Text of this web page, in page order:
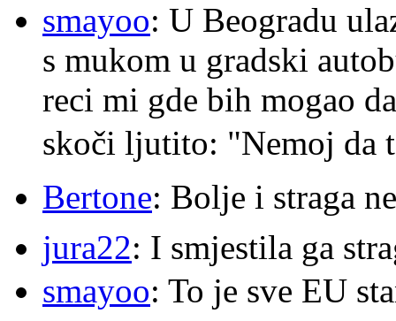
smayoo: U Beogradu
s mukom u gradski
reci mi gde bih mogao
skoči ljutito: "Nemoj da
Bertone: Bolje i straga
jura22: I smjestila ga
smayoo: To je sve EU